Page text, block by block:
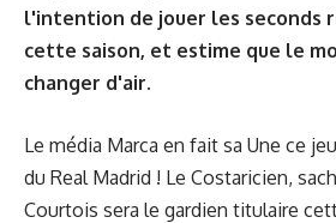
l'intention de jouer les seconds
cette saison, et estime que le
changer d'air.
Le média Marca en fait sa Une ce
du Real Madrid ! Le Costaricien,
Courtois sera le gardien titulaire